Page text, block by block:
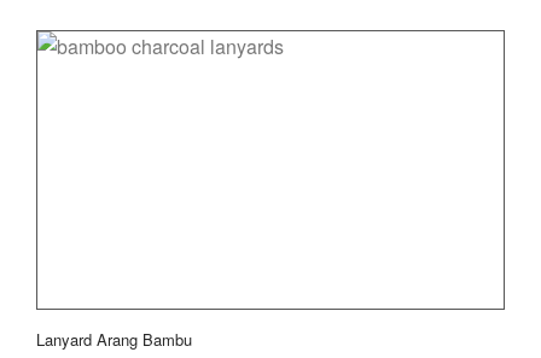
Lanyard Arang Bambu